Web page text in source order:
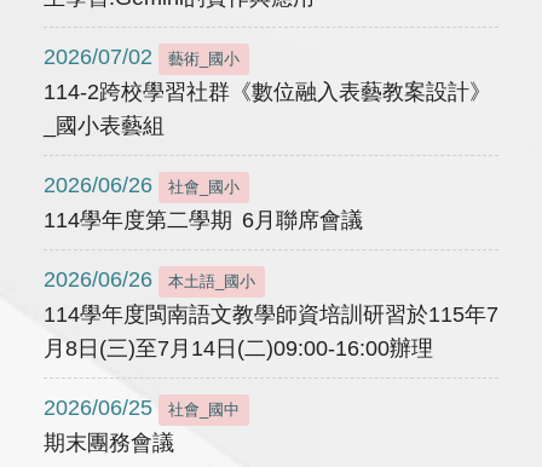
2026/07/02 藝術_國小
114-2跨校學習社群《數位融入表藝教案設計》
_國小表藝組
2026/06/26 社會_國小
114學年度第二學期 6月聯席會議
2026/06/26 本土語_國小
114學年度閩南語文教學師資培訓研習於115年7
月8日(三)至7月14日(二)09:00-16:00辦理
2026/06/25 社會_國中
期末團務會議